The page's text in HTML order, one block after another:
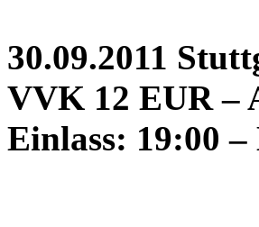
30.09.2011
VVK 12 EUR –
Einlass: 19:00